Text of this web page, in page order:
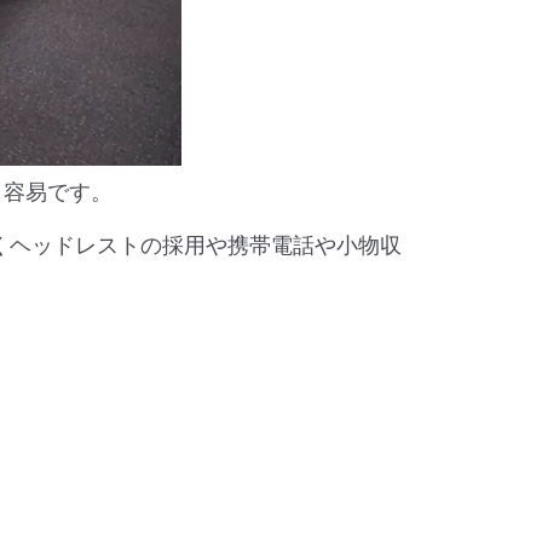
易です。
ッドレストの採用や携帯電話や小物収